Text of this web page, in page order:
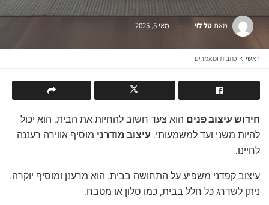
מאתטל לוי מאי 5, 2025
ראשי כתבות ומאמרים
חידוש עיצוב פנים הוא צעד חשוב להחיות את הבית. הוא יכול
להיות משני ועד למשמעותי. עיצוב מודרני מוסיף אווירה רעננה
לחיינו.
עיצוב קפדני משפיע על התחושה בבית. הוא מרענן ומוסיף יוקרה.
ניתן לשדרג כל חלל בבית, כמו סלון או מטבח.